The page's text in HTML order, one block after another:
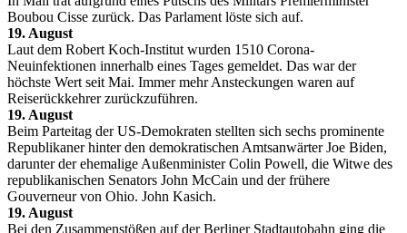
Boubou Cisse zurück. Das Parlament löste sich auf.
19. August
Laut dem Robert Koch-Institut wurden 1510 Corona-
Neuinfektionen innerhalb eines Tages gemeldet. Das war der
höchste Wert seit Mai. Immer mehr Ansteckungen waren auf
Reiserückkehrer zurückzuführen.
19. August
Beim Parteitag der US-Demokraten stellten sich sechs prominente
Republikaner hinter den demokratischen Amtsanwärter Joe Biden,
darunter der ehemalige Außenminister Colin Powell, die Witwe des
republikanischen Senators John McCain und der frühere
Gouverneur von Ohio. John Kasich.
19. August
Bei den Zusammenstößen auf der Berliner Stadtautobahn ging die